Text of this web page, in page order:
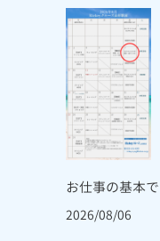
お仕事の基本
2026/08/06